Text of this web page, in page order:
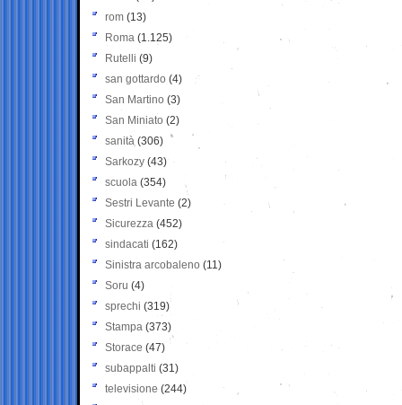
rom (13)
Roma (1.125)
Rutelli (9)
san gottardo (4)
San Martino (3)
San Miniato (2)
sanità (306)
Sarkozy (43)
scuola (354)
Sestri Levante (2)
Sicurezza (452)
sindacati (162)
Sinistra arcobaleno (11)
Soru (4)
sprechi (319)
Stampa (373)
Storace (47)
subappalti (31)
televisione(244)